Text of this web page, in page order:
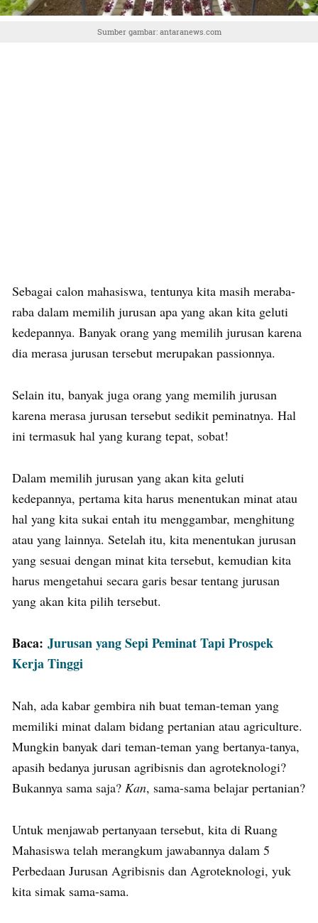
Sumber gambar: antaranews.com
Sebagai calon mahasiswa, tentunya kita masih meraba-
raba dalam memilih jurusan apa yang akan kita geluti
kedepannya. Banyak orang yang memilih jurusan karena
dia merasa jurusan tersebut merupakan passionnya.
Selain itu, banyak juga orang yang memilih jurusan
karena merasa jurusan tersebut sedikit peminatnya. Hal
ini termasuk hal yang kurang tepat, sobat!
Dalam memilih jurusan yang akan kita geluti
kedepannya, pertama kita harus menentukan minat atau
hal yang kita sukai entah itu menggambar, menghitung
atau yang lainnya. Setelah itu, kita menentukan jurusan
yang sesuai dengan minat kita tersebut, kemudian kita
harus mengetahui secara garis besar tentang jurusan
yang akan kita pilih tersebut.
Baca: Jurusan yang Sepi Peminat Tapi Prospek
Kerja Tinggi
Nah, ada kabar gembira nih buat teman-teman yang
memiliki minat dalam bidang pertanian atau agriculture.
Mungkin banyak dari teman-teman yang bertanya-tanya,
apasih bedanya jurusan agribisnis dan agroteknologi?
Bukannya sama saja? Kan, sama-sama belajar pertanian?
Untuk menjawab pertanyaan tersebut, kita di Ruang
Mahasiswa telah merangkum jawabannya dalam 5
Perbedaan Jurusan Agribisnis dan Agroteknologi, yuk
kita simak sama-sama.